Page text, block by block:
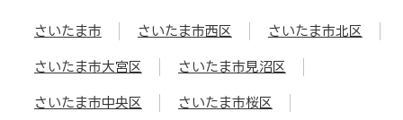
さいたま市 さいたま市西区 さいたま市北区
さいたま市大宮区 さいたま市見沼区
さいたま市中央区 さいたま市桜区